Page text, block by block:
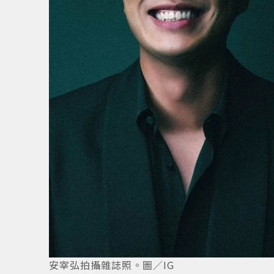
安宰弘拍攝雜誌照。圖／IG